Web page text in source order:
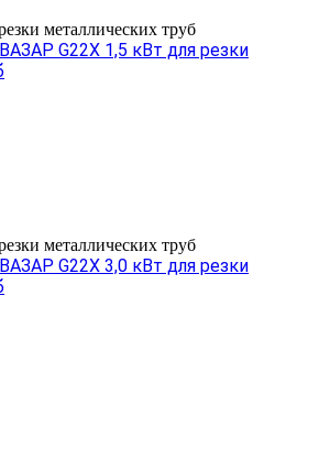
металлических труб
G22X 1,5 кВт для резки
металлических труб
G22X 3,0 кВт для резки